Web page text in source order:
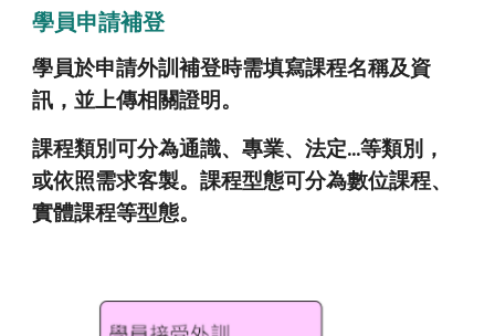
學員申請補登
學員於申請外訓補登時需填寫課程名稱及資
訊，並上傳相關證明。
課程類別可分為通識、專業、法定...等類別，
或依照需求客製。課程型態可分為數位課程、
實體課程等型態。